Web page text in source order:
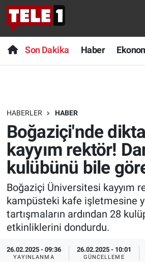
Son Dakika Haber
HABERLER HABER
Boğaziçi'nde
kayyım rektör!
kulübünü bile
Boğaziçi Üniversitesi kayyım
kampüsteki kafe işletmesine
tartışmaların ardından 28
etkinliklerini dondurdu.
26.02.2025 - 09:36
YAYINLANMA
26.02.2025 - 10:01
GÜNCELLEME
Anında Manşet
Başka Sohbetler
Bilim turu
Bilim ve Teknoloji Evreni
Doğa Konuşuyor
Dünya
Ege Saati
Ege'den Esintiler
Son Dakika
Haber
Dünya
Teknoloji
Sağlık
Spor
Yayın Akışı
İletişim
Nöbetçi Eczaneler
Hava Durumu
Trafik Durumu
Süper Lig Puan Durumu ve
Tüm Manşetler
Son Dakika Haberleri
Haber Arşivi